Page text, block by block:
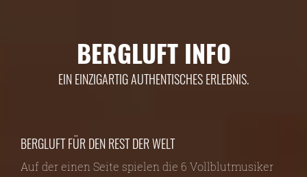
BERGLUFT INFO
EIN EINZIGARTIG AUTHENTISCHES ERLEBNIS.
BERGLUFT FÜR DEN REST DER WELT
Auf der einen Seite spielen die 6 Vollblutmusiker